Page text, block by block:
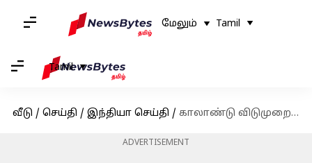
மேலும் Tamil
Tamil
வீடு / செய்தி / இந்தியா செய்தி / காலாண்டு விடுமுறைக்குப் பின் மீண்டும் பள்ளிகள் திறப்பு; தலைமை ஆசிரியர்களுக்கு பறந்த உத்தரவு
ADVERTISEMENT